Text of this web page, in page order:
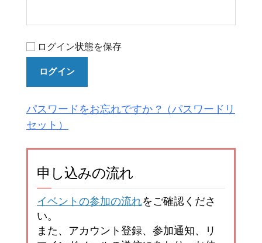
ログイン状態を保存
ログイン
パスワードをお忘れですか ?
申し込みの流れ
イベントの参加の流れをご確認くださ
い。
また、アカウント登録、参加通知、リ